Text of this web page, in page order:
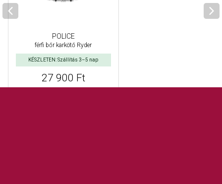
POLICE
férfi bőr karkötő Ryder
KÉSZLETEN: Szállítás 3–5 nap
27 900 Ft